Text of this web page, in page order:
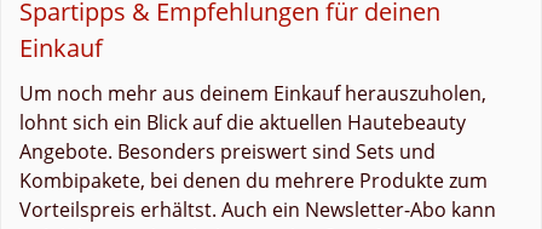
Spartipps & Empfehlungen für deinen
Einkauf
Um noch mehr aus deinem Einkauf herauszuholen,
lohnt sich ein Blick auf die aktuellen Hautebeauty
Angebote. Besonders preiswert sind Sets und
Kombipakete, bei denen du mehrere Produkte zum
Vorteilspreis erhältst. Auch ein Newsletter-Abo kann